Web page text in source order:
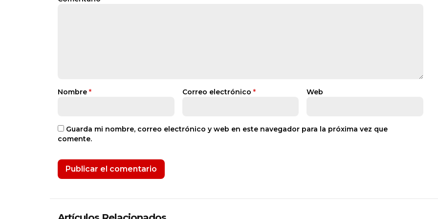
Nombre * Correo electrónico * Web
Guarda mi nombre, correo electrónico y web en este navegador para la próxima vez que
comente.